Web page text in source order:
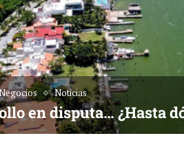
Noticias
en disputa… ¿Hasta